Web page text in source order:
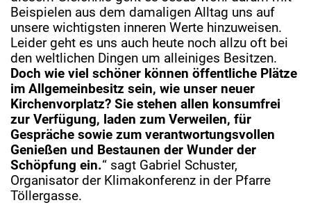
Beispielen aus dem damaligen Alltag uns auf
unsere wichtigsten inneren Werte hinzuweisen.
Leider geht es uns auch heute noch allzu oft bei
den weltlichen Dingen um alleiniges Besitzen.
Doch wie viel schöner können öffentliche Plätze
im Allgemeinbesitz sein, wie unser neuer
Kirchenvorplatz? Sie stehen allen konsumfrei
zur Verfügung, laden zum Verweilen, für
Gespräche sowie zum verantwortungsvollen
Genießen und Bestaunen der Wunder der
Schöpfung ein.“ sagt Gabriel Schuster,
Organisator der Klimakonferenz in der Pfarre
Töllergasse.